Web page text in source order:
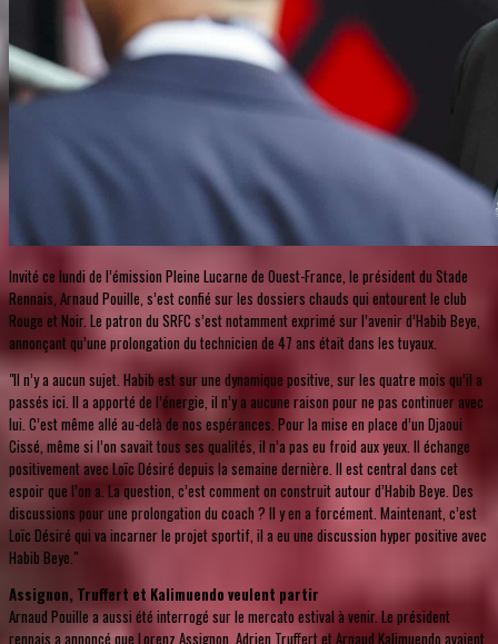
Invité ce lundi de l’émission Pleine Lucarne de Ouest-France, le président du Stade
Rennais, Arnaud Pouille, s’est confié sur les dossiers chauds qui entourent le club
Rouge et Noir. Le patron du SRFC s’est notamment exprimé sur l’avenir d’Habib Beye,
annonçant qu’une prolongation du technicien de 47 ans était dans les tuyaux.
"Il n’y a aucun sujet. Habib est sur une dynamique positive, sur les quatre mois qu’il a
passés ici. Il a apporté de l’énergie, il n’y a aucune raison pour ne pas continuer avec
lui. C’est même allé au-delà de nos espérances. Pour la mise en place d’un Djaoui
Cissé, même si l’on savait tous ses qualités, il n’a pas eu froid aux yeux. Il échange
positivement avec Loïc Désiré depuis la semaine dernière. Il est central dans cet
espoir que l’on a. La question, c’est comment on construit autour d’Habib Beye. Des
discussions pour une prolongation du coach ? Il y en a forcément. Maintenant, c’est
Loïc Désiré qui va incarner le projet sportif, il a eu une discussion hyper positive avec
Habib Beye."
Assignon, Truffert et Kalimuendo veulent partir
Arnaud Pouille a aussi été interrogé sur le mercato estival à venir. Le président
rennais a annoncé que Lorenz Assignon, Adrien Truffert et Arnaud Kalimuendo avaient